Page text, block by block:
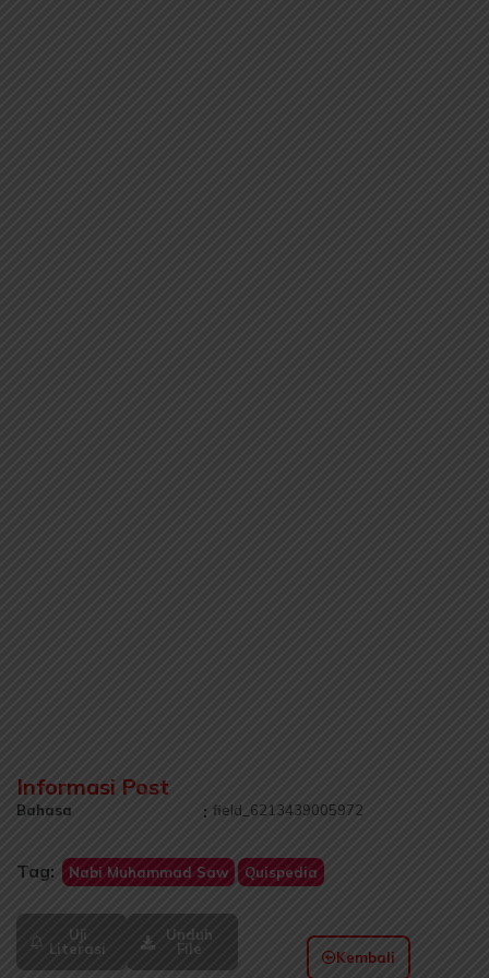
Informasi Post
Bahasa : field_6213439005972
Tag: Nabi Muhammad Saw Quispedia
Uji
Literasi
Unduh
File
Kembali